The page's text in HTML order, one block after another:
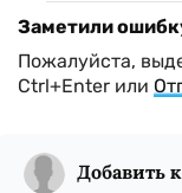
Заметили
Пожалуйста,
Ctrl+Enter или
Добавить